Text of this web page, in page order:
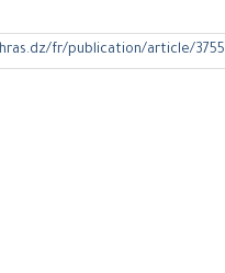
fr/publication/article/3755